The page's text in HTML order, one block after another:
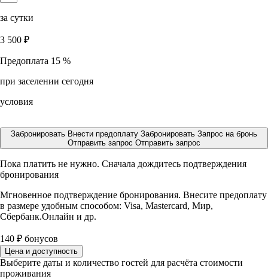
за сутки
3 500 ₽
Предоплата 15 %
при заселении сегодня
условия
Забронировать Внести предоплату Забронировать Запрос на бронь
Отправить запрос Отправить запрос
Пока платить не нужно. Сначала дождитесь подтверждения
бронирования
Мгновенное подтверждение бронирования. Внесите предоплату
в размере удобным способом: Visa, Mastercard, Мир,
Сбербанк.Онлайн и др.
140 ₽ бонусов
Цена и доступность
Выберите даты и количество гостей для расчёта стоимости
проживания